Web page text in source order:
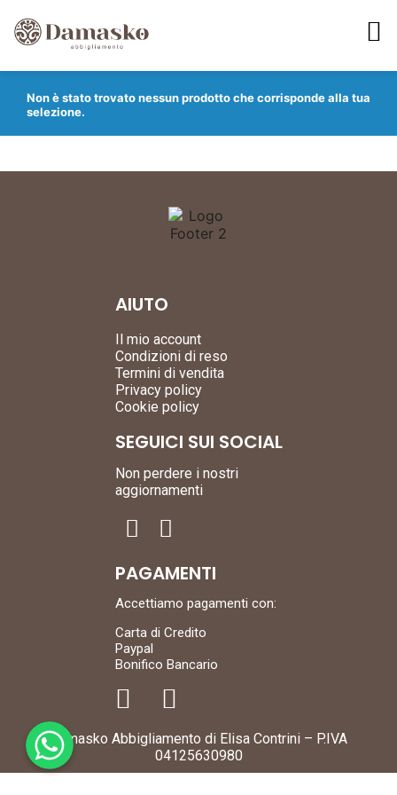
Non è stato trovato nessun prodotto che corrisponde alla tua
selezione.
SEGUICI SUI SOCIAL
Non perdere i nostri
aggiornamenti
PAGAMENTI
Accettiamo pagamenti con:
Carta di Credito
Paypal
Bonifico Bancario
AIUTO
Il mio account
Condizioni di reso
Termini di vendita
Privacy policy
Cookie policy
Damasko Abbigliamento di Elisa Contrini – P.IVA
04125630980
WhatsApp
WhatsApp
WhatsApp